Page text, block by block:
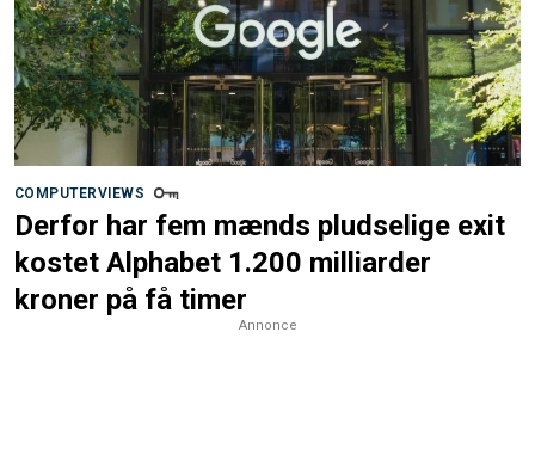
COMPUTERVIEWS
Derfor har fem mænds pludselige exit
kostet Alphabet 1.200 milliarder
kroner på få timer
Annonce